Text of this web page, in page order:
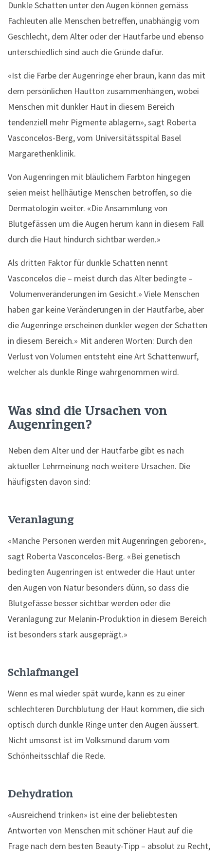
Dunkle Schatten unter den Augen können gemäss
Fachleuten alle Menschen betreffen, unabhängig vom
Geschlecht, dem Alter oder der Hautfarbe und ebenso
unterschiedlich sind auch die Gründe dafür.
«Ist die Farbe der Augenringe eher braun, kann das mit
dem persönlichen Hautton zusammenhängen, wobei
Menschen mit dunkler Haut in diesem Bereich
tendenziell mehr Pigmente ablagern», sagt Roberta
Vasconcelos-Berg, vom Universitätsspital Basel
Margarethenklinik.
Von Augenringen mit bläulichem Farbton hingegen
seien meist hellhäutige Menschen betroffen, so die
Dermatologin weiter. «Die Ansammlung von
Blutgefässen um die Augen herum kann in diesem Fall
durch die Haut hindurch sichtbar werden.»
Als dritten Faktor für dunkle Schatten nennt
Vasconcelos die – meist durch das Alter bedingte –
Volumenveränderungen im Gesicht.» Viele Menschen
haben gar keine Veränderungen in der Hautfarbe, aber
die Augenringe erscheinen dunkler wegen der Schatten
in diesem Bereich.» Mit anderen Worten: Durch den
Verlust von Volumen entsteht eine Art Schattenwurf,
welcher als dunkle Ringe wahrgenommen wird.
Was sind die Ursachen von
Augenringen?
Neben dem Alter und der Hautfarbe gibt es nach
aktueller Lehrmeinung noch weitere Ursachen. Die
häufigsten davon sind:
Veranlagung
«Manche Personen werden mit Augenringen geboren»,
sagt Roberta Vasconcelos-Berg. «Bei genetisch
bedingten Augenringen ist entweder die Haut unter
den Augen von Natur besonders dünn, so dass die
Blutgefässe besser sichtbar werden oder die
Veranlagung zur Melanin-Produktion in diesem Bereich
ist besonders stark ausgeprägt.»
Schlafmangel
Wenn es mal wieder spät wurde, kann es zu einer
schlechteren Durchblutung der Haut kommen, die sich
optisch durch dunkle Ringe unter den Augen äussert.
Nicht umsonst ist im Volksmund darum vom
Schönheitsschlaf die Rede.
Dehydration
«Ausreichend trinken» ist eine der beliebtesten
Antworten von Menschen mit schöner Haut auf die
Frage nach dem besten Beauty-Tipp – absolut zu Recht,